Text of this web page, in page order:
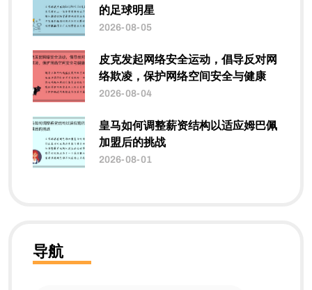
的足球明星
2026-08-05
皮克发起网络安全运动，倡导反对网
络欺凌，保护网络空间安全与健康
2026-08-04
皇马如何调整薪资结构以适应姆巴佩
加盟后的挑战
2026-08-01
导航